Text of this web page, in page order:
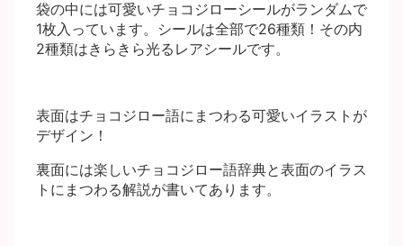
袋の中には可愛いチョコジローシールがランダムで
1枚入っています。シールは全部で26種類！その内
2種類はきらきら光るレアシールです。
表面はチョコジロー語にまつわる可愛いイラストが
デザイン！
裏面には楽しいチョコジロー語辞典と表面のイラス
トにまつわる解説が書いてあります。